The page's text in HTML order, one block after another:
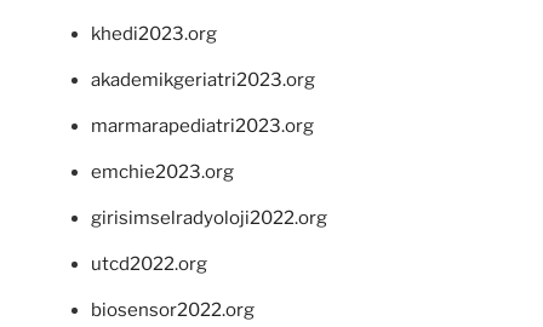
khedi2023.org
akademikgeriatri2023.org
marmarapediatri2023.org
emchie2023.org
girisimselradyoloji2022.org
utcd2022.org
biosensor2022.org